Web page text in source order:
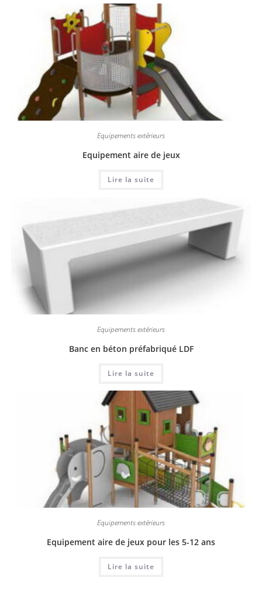
Equipements extérieurs
Equipement aire de jeux
Lire la suite
Equipements extérieurs
Banc en béton préfabriqué LDF
Lire la suite
Equipements extérieurs
Equipement aire de jeux pour les 5-12 ans
Lire la suite